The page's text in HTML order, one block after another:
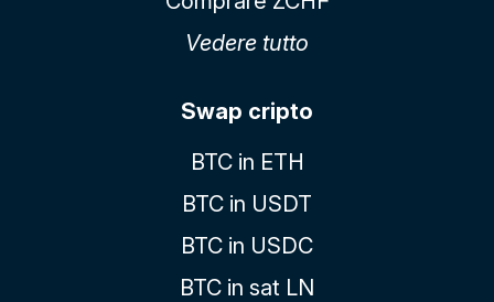
Vedere tutto
Swap cripto
BTC in ETH
BTC in USDT
BTC in USDC
BTC in sat LN